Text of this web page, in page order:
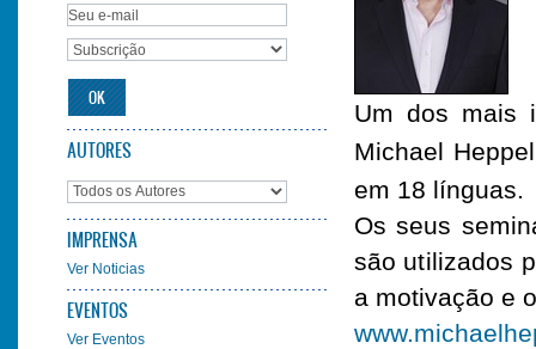
AUTORES
IMPRENSA
Ver Noticias
EVENTOS
Ver Eventos
Um dos mais
Michael
em 18 línguas.
Os seus
são utilizados
a motivação e